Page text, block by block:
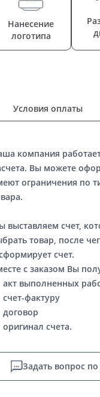
Нанесение
логотипа
Условия оплаты
компания
Вы можете
ограничения по
выставляем счет,
товар, после
счет.
с заказом Вы
акт выполненных
счет-фактуру
договор
оригинал счета.
Задать вопрос по